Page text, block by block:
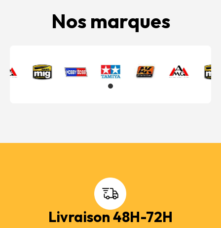
Nos marques
Livraison 48H-72H